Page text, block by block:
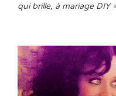
qui brille, à mariage DIY